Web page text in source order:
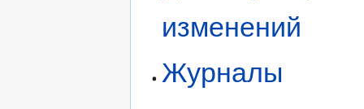
изменений
Журналы